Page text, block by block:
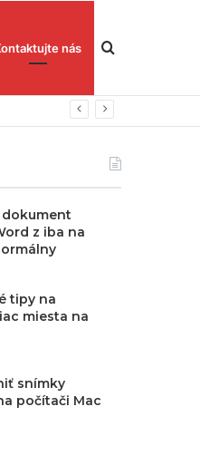
nás Hľadať
z iba na
tipy na
miesta na
snímky
počítači Mac